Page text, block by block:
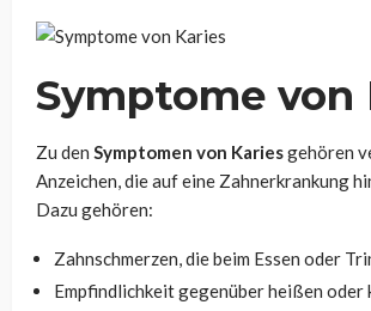
Symptome von
Zu den Symptomen von Kariesgehören
Anzeichen, die auf eine Zahnerkrankung
Dazu gehören:
Zahnschmerzen, die beim Essen oder
Empfindlichkeit gegenüber heißen oder